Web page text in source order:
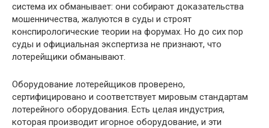
система их обманывает: они собирают доказательства
мошенничества, жалуются в суды и строят
конспирологические теории на форумах. Но до сих пор
суды и официальная экспертиза не признают, что
лотерейщики обманывают.
Оборудование лотерейщиков проверено,
сертифицировано и соответствует мировым стандартам
лотерейного оборудования. Есть целая индустрия,
которая производит игорное оборудование, и эти